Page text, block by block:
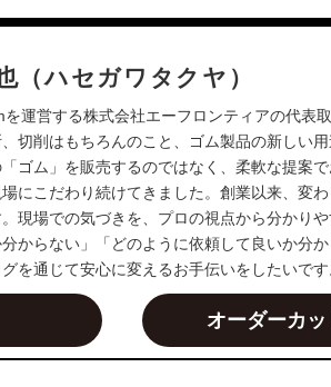
（ハセガワタクヤ）
を運営する株式会社エーフロンティアの代表
、切削はもちろんのこと、ゴム製品の新しい
ゴム」を販売するのではなく、柔軟な提案
にこだわり続けてきました。創業以来、変わ
現場での気づきを、プロの視点から分かり
からない」「どのように依頼して良いか分
を通じて安心に変えるお手伝いをしたいです
オーダーカ